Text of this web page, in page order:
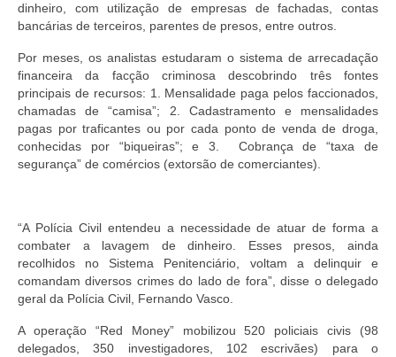
Notícias
Convênios
Fale Conosco
Permutas Disponíveis
Regimento interno do Sindsppen
dinheiro, com utilização de empresas de fachadas, contas
bancárias de terceiros, parentes de presos, entre outros.
Por meses, os analistas estudaram o sistema de arrecadação
financeira da facção criminosa descobrindo três fontes
principais de recursos: 1. Mensalidade paga pelos faccionados,
chamadas de “camisa”; 2. Cadastramento e mensalidades
pagas por traficantes ou por cada ponto de venda de droga,
conhecidas por “biqueiras”; e 3. Cobrança de “taxa de
segurança” de comércios (extorsão de comerciantes).
“A Polícia Civil entendeu a necessidade de atuar de forma a
combater a lavagem de dinheiro. Esses presos, ainda
recolhidos no Sistema Penitenciário, voltam a delinquir e
comandam diversos crimes do lado de fora”, disse o delegado
geral da Polícia Civil, Fernando Vasco.
A operação “Red Money” mobilizou 520 policiais civis (98
delegados, 350 investigadores, 102 escrivães) para o